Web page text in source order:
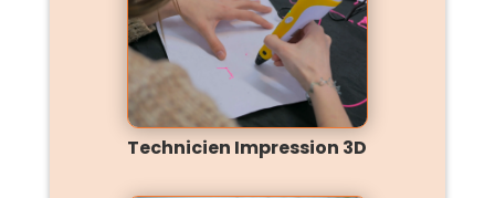
Technicien Impression 3D